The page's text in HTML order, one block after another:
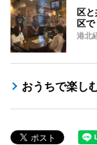
区
区で
港北
おうちで楽し